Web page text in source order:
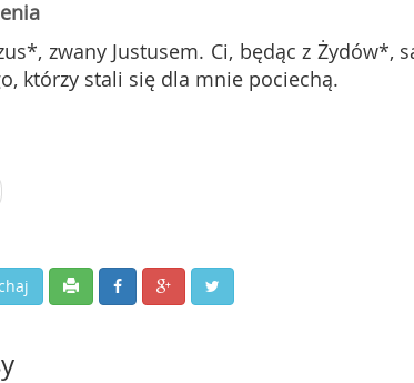
zwany Justusem. Ci, będąc z
którzy stali się dla mnie pociechą.